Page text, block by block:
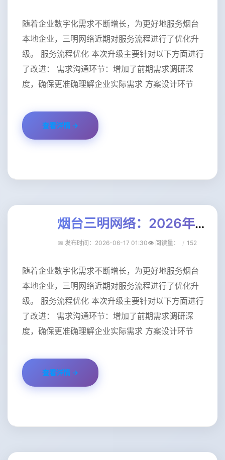
随着企业数字化需求不断增长，为更好地服务烟台
本地企业，三明网络近期对服务流程进行了优化升
级。 服务流程优化 本次升级主要针对以下方面进行
了改进： 需求沟通环节：增加了前期需求调研深
度，确保更准确理解企业实际需求 方案设计环节
查看详情 →
烟台三明网络：2026年数字化转型服务升级公告
📅 发布时间：2026-06-17 01:30👁️ 阅读量： 152
随着企业数字化需求不断增长，为更好地服务烟台
本地企业，三明网络近期对服务流程进行了优化升
级。 服务流程优化 本次升级主要针对以下方面进行
了改进： 需求沟通环节：增加了前期需求调研深
度，确保更准确理解企业实际需求 方案设计环节
查看详情 →